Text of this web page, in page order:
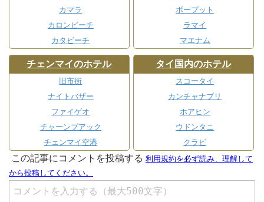
カマラ
カロンビーチ
カタビーチ
ボープット
ラマイ
マエナム
チェンマイのホテル
旧市街
ナイトバザー
ファイゲオ
チャーンプアック
チェンマイ空港
タイ国内のホテル
スコータイ
カンチャナブリ
ホアヒン
ウドンタニ
クラビ